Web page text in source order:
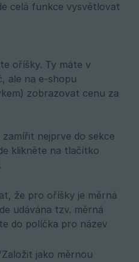
celá funkce vysvětlovat
oříšky. Ty máte v
ale na e-shopu
zobrazovat cenu za
nejprve do sekce
klikněte na tlačítko
že pro oříšky je měrná
udávána tzv. měrná
do políčka pro název
jako měrnou